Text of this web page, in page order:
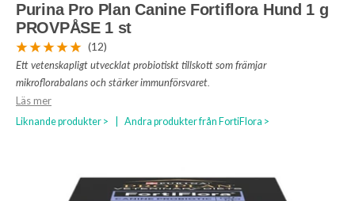
Purina Pro Plan Canine Fortiflora Hund 1 g
PROVPÅSE 1 st
(12)
Ett vetenskapligt utvecklat probiotiskt tillskott som främjar
mikroflorabalans och stärker immunförsvaret.
Läs mer
Liknande produkter > Andra produkter från FortiFlora >